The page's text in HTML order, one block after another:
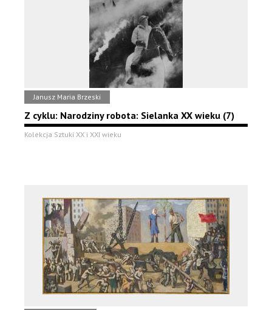
Janusz Maria Brzeski
Z cyklu: Narodziny robota: Sielanka XX wieku (7)
Kolekcja Sztuki XX i XXI wieku